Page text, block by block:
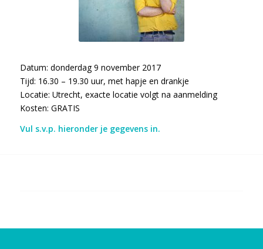
Datum: donderdag 9 november 2017
Tijd: 16.30 – 19.30 uur, met hapje en drankje
Locatie: Utrecht, exacte locatie volgt na aanmelding
Kosten: GRATIS
Vul s.v.p. hieronder je gegevens in.